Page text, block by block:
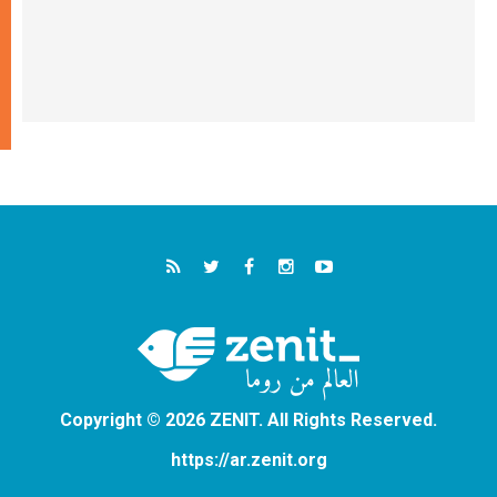
Copyright © 2026 ZENIT. All Rights Reserved.
https://ar.zenit.org